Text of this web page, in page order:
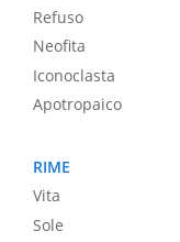
Refuso
Neofita
Iconoclasta
Apotropaico
RIME
Vita
Sole